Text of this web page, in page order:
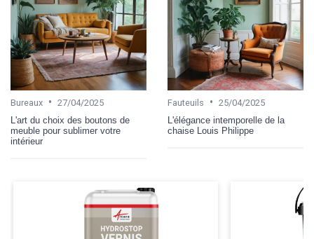
Bureaux • 27/04/2025
L'art du choix des boutons de
meuble pour sublimer votre
intérieur
Fauteuils • 25/04/2025
L'élégance intemporelle de la
chaise Louis Philippe